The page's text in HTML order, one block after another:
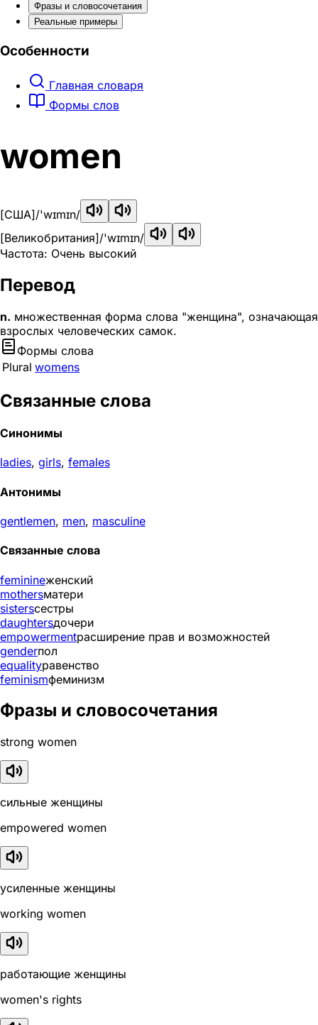
Фразы и словосочетания
Реальные примеры
Особенности
Главная словаря
Формы слов
women
[США]/'wɪmɪn/
[Великобритания]/'wɪmɪn/
Частота: Очень высокий
Перевод
n. множественная форма слова "женщина", означающая
взрослых человеческих самок.
Формы слова
Plural womens
Связанные слова
Синонимы
ladies, girls, females
Антонимы
gentlemen, men, masculine
Связанные слова
feminineженский
mothersматери
sistersсестры
daughtersдочери
empowermentрасширение прав и возможностей
genderпол
equalityравенство
feminismфеминизм
Фразы и словосочетания
strong women
сильные женщины
empowered women
усиленные женщины
working women
работающие женщины
women's rights